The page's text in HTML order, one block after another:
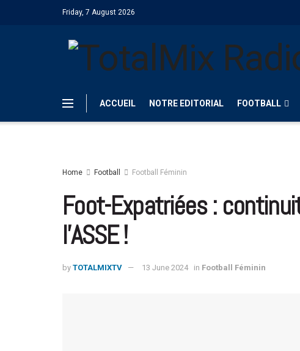
Friday, 7 August 2026
ACCUEIL NOTRE EDITORIAL FOOTBALL
Home Football Football Féminin
Foot-Expatriées :
l’ASSE !
by TOTALMIXTV 13 June 2024 in Football Féminin